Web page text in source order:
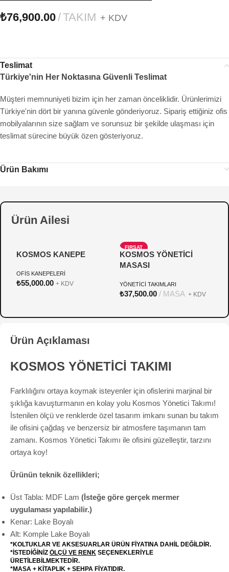
₺76,900.00 TAKIM + KDV
Teslimat
Türkiye'nin Her Noktasına Güvenli Teslimat
Müşteri memnuniyeti bizim için her zaman önceliklidir. Ürünlerimizi
Türkiye'nin dört bir yanına güvenle gönderiyoruz. Sipariş ettiğiniz ofis
mobilyalarının size sağlam ve sorunsuz bir şekilde ulaşması için
teslimat sürecine büyük özen gösteriyoruz.
Ürün Bakımı
Ürün Ailesi
KOSMOS KANEPE
OFİS KANEPELERİ
₺55,000.00 + KDV
FIRSAT
YENI
KOSMOS YÖNETİCİ
MASASI
YÖNETİCİ TAKIMLARI
₺37,500.00 MASA + KDV
Ürün Açıklaması
KOSMOS YÖNETİCİ TAKIMI
Farklılığını ortaya koymak isteyenler için ofislerini marjinal bir
şıklığa kavuşturmanın en kolay yolu Kosmos Yönetici Takımı!
İstenilen ölçü ve renklerde özel tasarım imkanı sunan bu takım
ile ofisini çağdaş ve benzersiz bir atmosfere taşımanın tam
zamanı. Kosmos Yönetici Takımı ile ofisini güzelleştir, tarzını
ortaya koy!
Ürünün teknik özellikleri;
Üst Tabla: MDF Lam (İsteğe göre gerçek mermer
uygulaması yapılabilir.)
Kenar: Lake Boyalı
Alt: Komple Lake Boyalı
*KOLTUKLAR VE AKSESUARLAR ÜRÜN FİYATINA DAHİL DEĞİLDİR.
*İSTEDİĞİNİZ ÖLÇÜ VE RENK SEÇENEKLERİYLE
ÜRETİLEBİLMEKTEDİR.
*MASA + KİTAPLIK + SEHPA FİYATIDIR.